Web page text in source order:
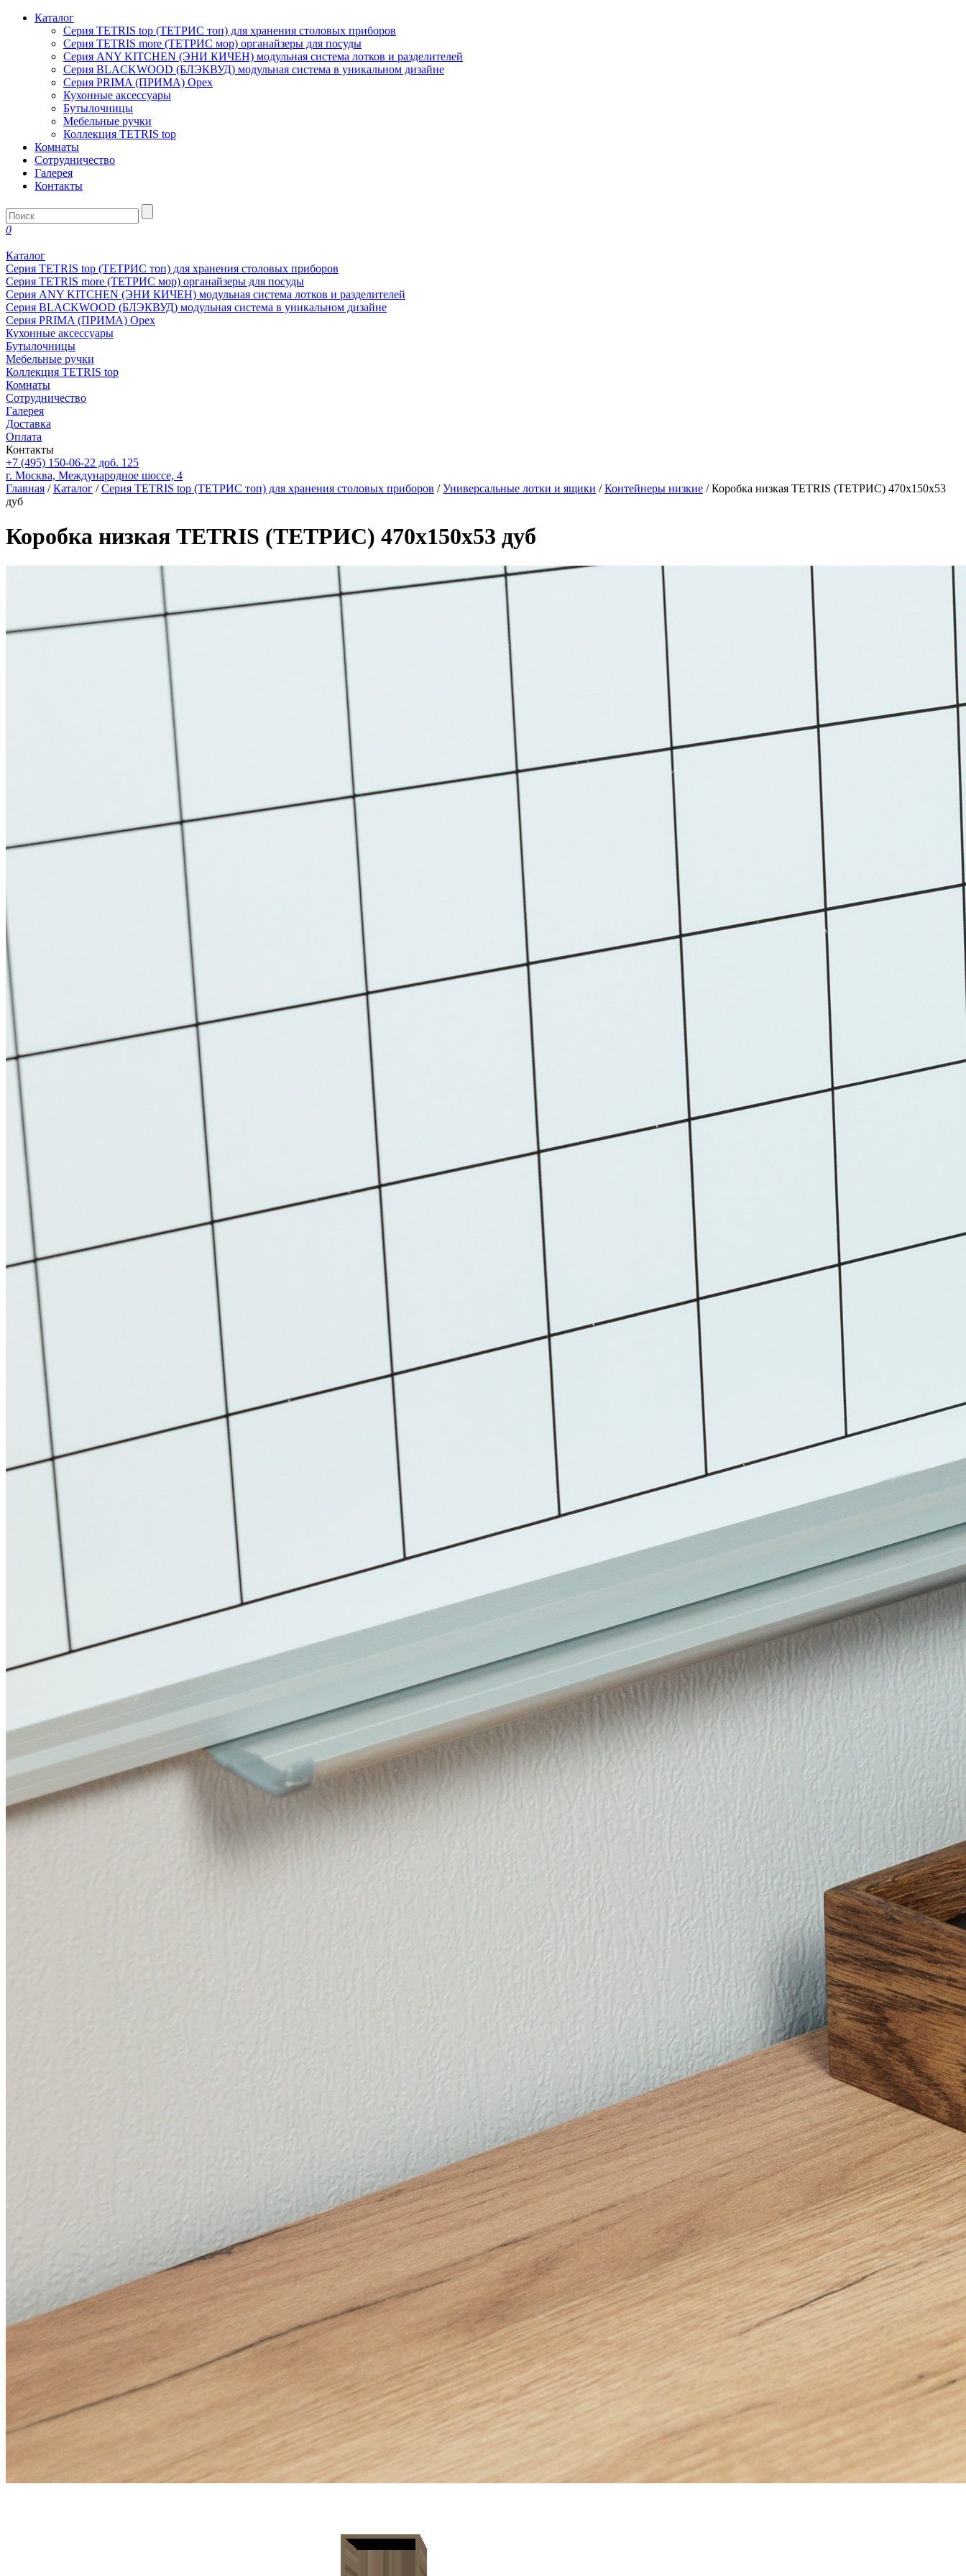
Каталог
Серия TETRIS top (ТЕТРИС топ) для хранения столовых приборов
Серия TETRIS more (ТЕТРИС мор) органайзеры для посуды
Серия ANY KITCHEN (ЭНИ КИЧЕН) модульная система лотков и разделителей
Серия BLACKWOOD (БЛЭКВУД) модульная система в уникальном дизайне
Серия PRIMA (ПРИМА) Орех
Кухонные аксессуары
Бутылочницы
Мебельные ручки
Коллекция TETRIS top
Комнаты
Сотрудничество
Галерея
Контакты
0
Каталог
Серия TETRIS top (ТЕТРИС топ) для хранения столовых приборов
Серия TETRIS more (ТЕТРИС мор) органайзеры для посуды
Серия ANY KITCHEN (ЭНИ КИЧЕН) модульная система лотков и разделителей
Серия BLACKWOOD (БЛЭКВУД) модульная система в уникальном дизайне
Серия PRIMA (ПРИМА) Орех
Кухонные аксессуары
Бутылочницы
Мебельные ручки
Коллекция TETRIS top
Комнаты
Сотрудничество
Галерея
Доставка
Оплата
Контакты
+7 (495) 150-06-22 доб. 125
г. Москва, Международное шоссе, 4
Главная /Каталог /Серия TETRIS top (ТЕТРИС топ) для хранения столовых приборов /Универсальные лотки и ящики /Контейнеры низкие / Коробка низкая TETRIS (ТЕТРИС) 470х150х53
дуб
Коробка низкая TETRIS (ТЕТРИС) 470х150х53 дуб